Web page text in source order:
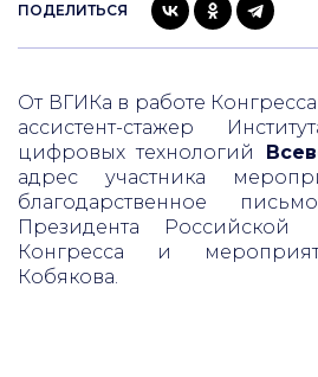
ПОДЕЛИТЬСЯ
От ВГИКа в работе
ассистент-стажер
цифровых технологий
адрес участника
благодарственное
Президента
Конгресса и
Кобякова.